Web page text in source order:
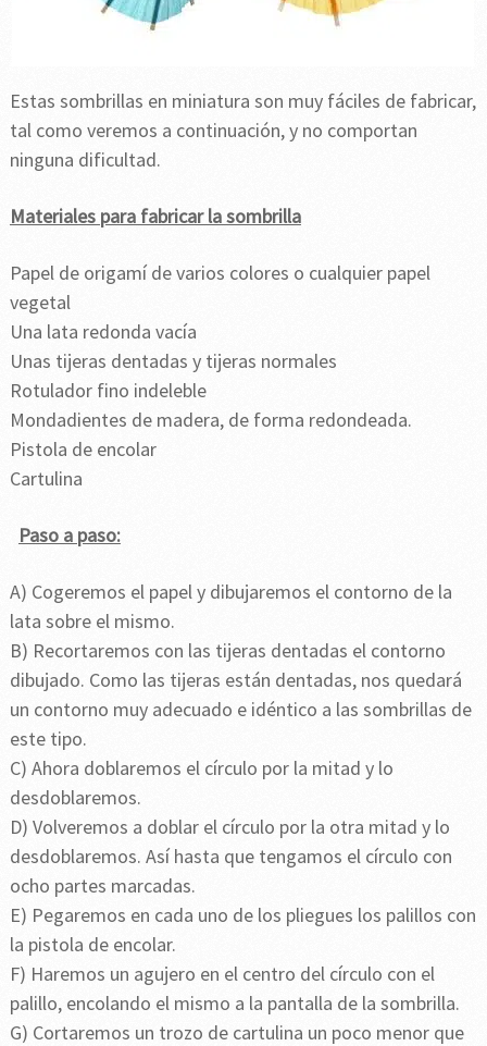
Estas sombrillas en miniatura son muy fáciles de fabricar,
tal como veremos a continuación, y no comportan
ninguna dificultad.
Materiales para fabricar la sombrilla
Papel de origamí de varios colores o cualquier papel
vegetal
Una lata redonda vacía
Unas tijeras dentadas y tijeras normales
Rotulador fino indeleble
Mondadientes de madera, de forma redondeada.
Pistola de encolar
Cartulina
Paso a paso:
A) Cogeremos el papel y dibujaremos el contorno de la
lata sobre el mismo.
B) Recortaremos con las tijeras dentadas el contorno
dibujado. Como las tijeras están dentadas, nos quedará
un contorno muy adecuado e idéntico a las sombrillas de
este tipo.
C) Ahora doblaremos el círculo por la mitad y lo
desdoblaremos.
D) Volveremos a doblar el círculo por la otra mitad y lo
desdoblaremos. Así hasta que tengamos el círculo con
ocho partes marcadas.
E) Pegaremos en cada uno de los pliegues los palillos con
la pistola de encolar.
F) Haremos un agujero en el centro del círculo con el
palillo, encolando el mismo a la pantalla de la sombrilla.
G) Cortaremos un trozo de cartulina un poco menor que